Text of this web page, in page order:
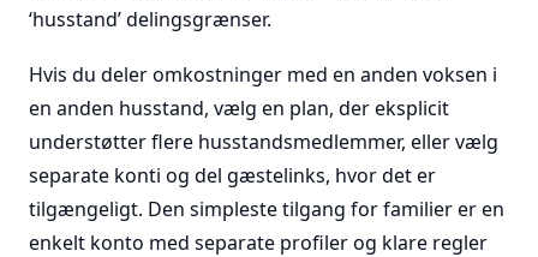
‘husstand’ delingsgrænser.
Hvis du deler omkostninger med en anden voksen i
en anden husstand, vælg en plan, der eksplicit
understøtter flere husstandsmedlemmer, eller vælg
separate konti og del gæstelinks, hvor det er
tilgængeligt. Den simpleste tilgang for familier er en
enkelt konto med separate profiler og klare regler